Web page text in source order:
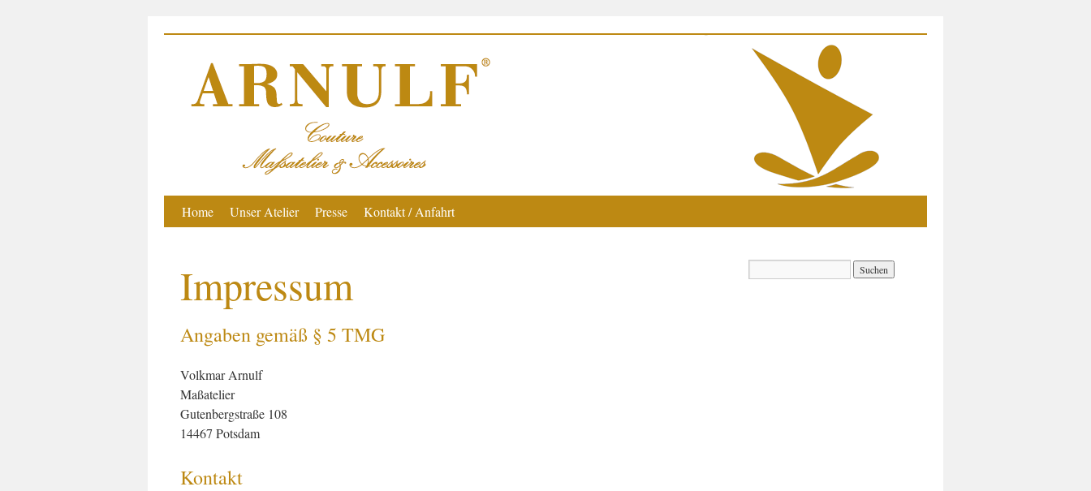
Home Unser Atelier Presse Kontakt / Anfahrt
Impressum
Angaben gemäß § 5 TMG
Volkmar Arnulf
Maßatelier
Gutenbergstraße 108
14467 Potsdam
Kontakt